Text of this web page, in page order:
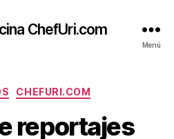
ChefUri.com
Menú
Categorías
CHEFURI.COM
reportajes